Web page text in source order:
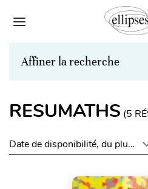
Affiner la recherche
RESUMATHS (5
Date de disponibilité, du plus